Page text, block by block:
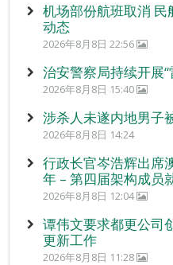
机场部份航班取消
动态
2026年8月8日 22:56
治安警察局持续开展
2026年8月8日 15:40
涉杀人未遂内地男子
2026年8月8日 14:24
行政长官岑浩辉出席
年 – 第四届架构成员
2026年8月8日 12:04
谭伟文要求都更公司
更新工作
2026年8月8日 11:28